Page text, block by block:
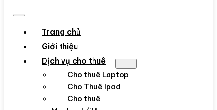
Trang chủ
Giới thiệu
Dịch vụ cho thuê
Cho thuê Laptop
Cho Thuê Ipad
Cho thuê